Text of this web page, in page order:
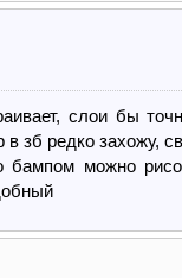
слои бы
зб редко захожу,
бампом можно